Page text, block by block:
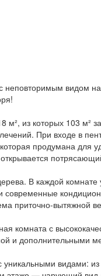
неповторимым видом
м², из которых 103 м²
При входе в
продумана для
В каждой
современные
приточно-вытяжной
комната с
и дополнительными
уникальными видами: